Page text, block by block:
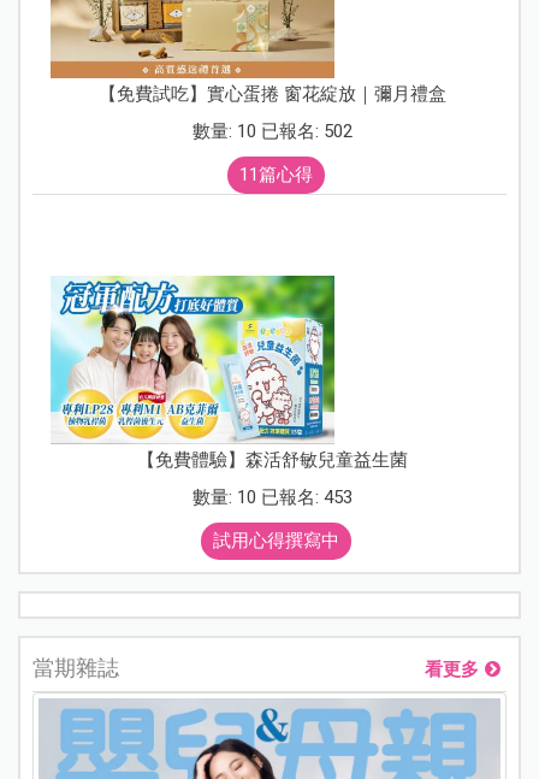
【免費試吃】實心蛋捲 窗花綻放｜彌月禮盒
數量: 10 已報名: 502
11篇心得
【免費體驗】森活舒敏兒童益生菌
數量: 10 已報名: 453
試用心得撰寫中
當期雜誌 看更多